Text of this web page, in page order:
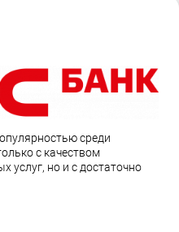
среди
с качеством
услуг, но и с достаточно